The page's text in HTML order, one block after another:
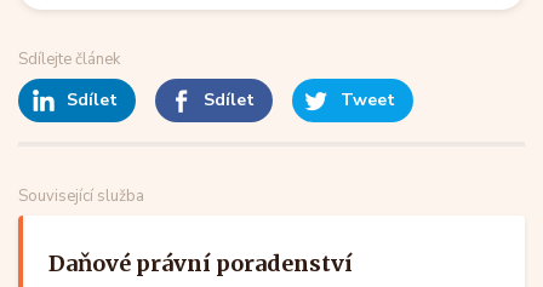
Sdílejte článek
Sdílet Sdílet Tweet
Související služba
Daňové právní poradenství